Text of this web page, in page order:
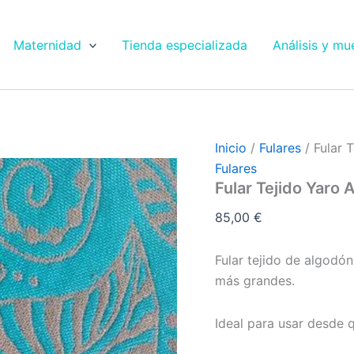
Maternidad Tienda especializada Análisis y
Inicio / Fulares / Fular
Fulares
Fular Tejido Yaro
85,00 €
Fular tejido de
más grandes.
Ideal para usar desde
Yaro
Ava